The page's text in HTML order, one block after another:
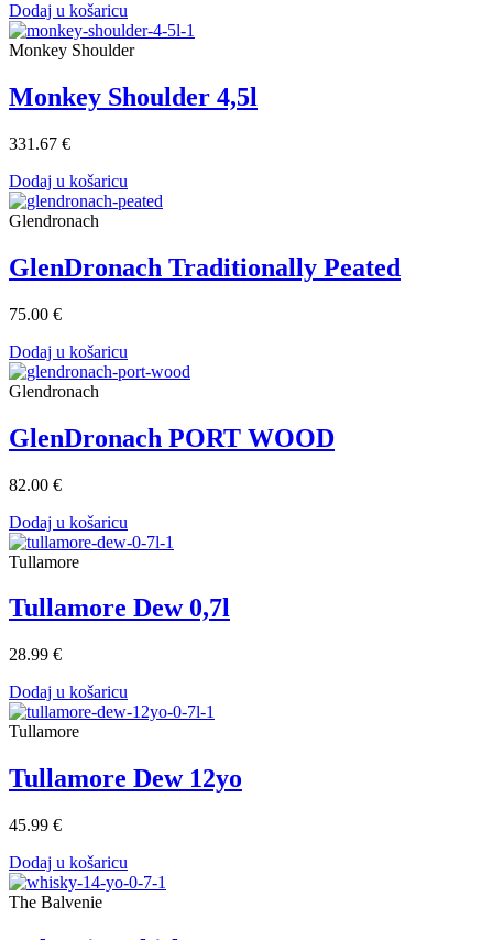
Dodaj u košaricu
Monkey Shoulder
Monkey Shoulder 4,5l
331.67 €
Dodaj u košaricu
Glendronach
GlenDronach Traditionally Peated
75.00 €
Dodaj u košaricu
Glendronach
GlenDronach PORT WOOD
82.00 €
Dodaj u košaricu
Tullamore
Tullamore Dew 0,7l
28.99 €
Dodaj u košaricu
Tullamore
Tullamore Dew 12yo
45.99 €
Dodaj u košaricu
The Balvenie